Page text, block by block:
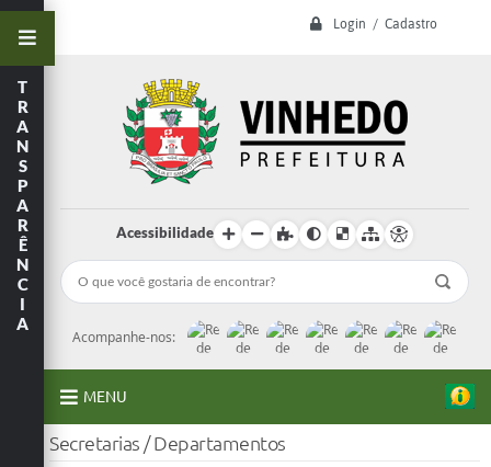
Login / Cadastro
Acessibilidade
Acompanhe-nos:
MENU
A Prefeitura
T
R
A
N
S
P
A
R
Ê
N
C
I
A
Secretarias / Departamentos